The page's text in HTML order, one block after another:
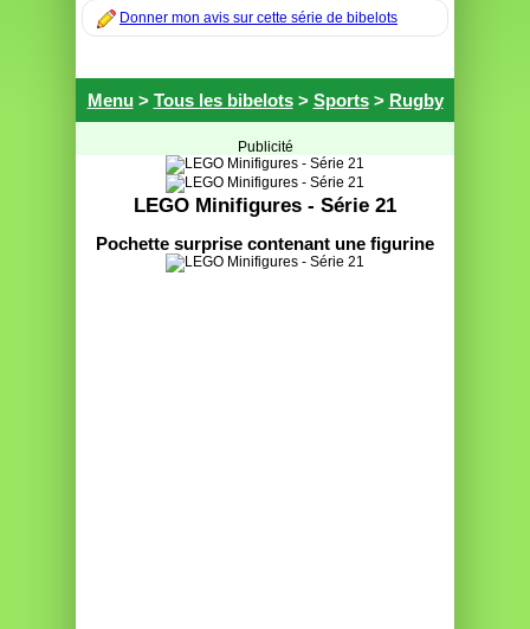
Donner mon avis sur cette série de bibelots
Menu> Tous les bibelots> Sports> Rugby
Publicité
LEGO Minifigures - Série 21
Pochette surprise contenant une figurine